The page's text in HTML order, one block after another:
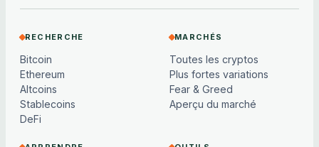
RECHERCHE
Bitcoin
Ethereum
Altcoins
Stablecoins
DeFi
MARCHÉS
Toutes les cryptos
Plus fortes variations
Fear & Greed
Aperçu du marché